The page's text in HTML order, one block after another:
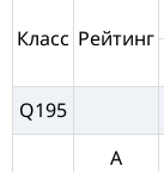
Класс Рейтинг
Q195
A